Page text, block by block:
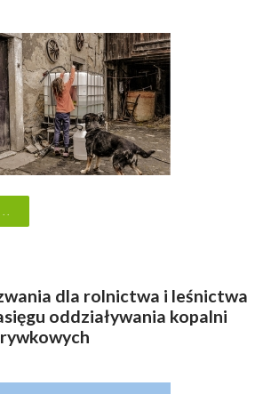
dla rolnictwa i leśnictwa
oddziaływania kopalni